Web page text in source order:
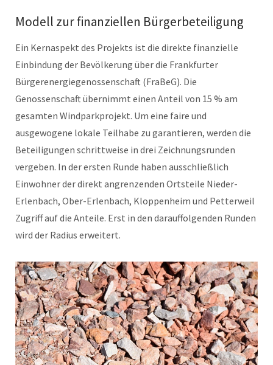
Modell zur finanziellen Bürgerbeteiligung
Ein Kernaspekt des Projekts ist die direkte finanzielle
Einbindung der Bevölkerung über die Frankfurter
Bürgerenergiegenossenschaft (FraBeG). Die
Genossenschaft übernimmt einen Anteil von 15 % am
gesamten Windparkprojekt. Um eine faire und
ausgewogene lokale Teilhabe zu garantieren, werden die
Beteiligungen schrittweise in drei Zeichnungsrunden
vergeben. In der ersten Runde haben ausschließlich
Einwohner der direkt angrenzenden Ortsteile Nieder-
Erlenbach, Ober-Erlenbach, Kloppenheim und Petterweil
Zugriff auf die Anteile. Erst in den darauffolgenden Runden
wird der Radius erweitert.